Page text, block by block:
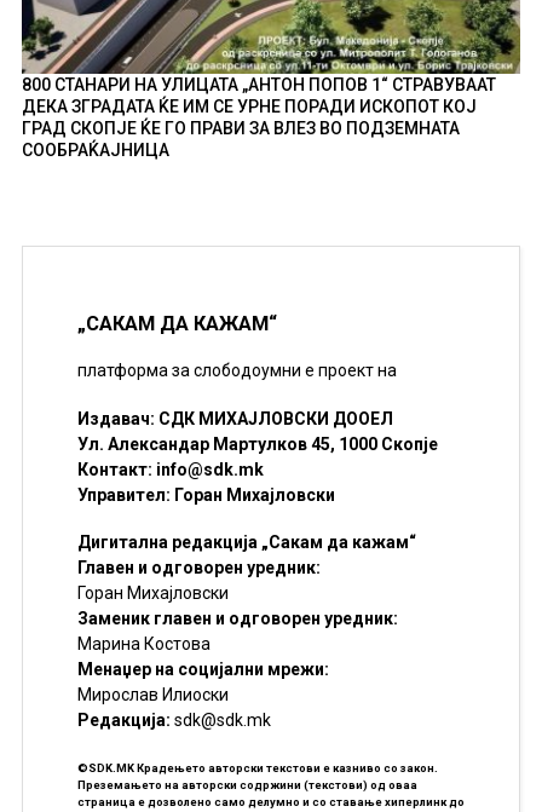
800 СТАНАРИ НА УЛИЦАТА „АНТОН ПОПОВ 1“ СТРАВУВААТ
ДЕКА ЗГРАДАТА ЌЕ ИМ СЕ УРНЕ ПОРАДИ ИСКОПОТ КОЈ
ГРАД СКОПЈЕ ЌЕ ГО ПРАВИ ЗА ВЛЕЗ ВО ПОДЗЕМНАТА
СООБРАЌАЈНИЦА
„САКАМ ДА КАЖАМ“
платформа за слободоумни е проект на
Издавач: СДК МИХАЈЛОВСКИ ДООЕЛ
Ул. Александар Мартулков 45, 1000 Скопје
Контакт: info@sdk.mk
Управител: Горан Михајловски
Дигитална редакција „Сакам да кажам“
Главен и одговорен уредник:
Горан Михајловски
Заменик главен и одговорен уредник:
Марина Костова
Менаџер на социјални мрежи:
Мирослав Илиоски
Редакцијa: sdk@sdk.mk
©SDK.MK Крадењето авторски текстови е казниво со закон.
Преземањето на авторски содржини (текстови) од оваа
страница е дозволено само делумно и со ставање хиперлинк до